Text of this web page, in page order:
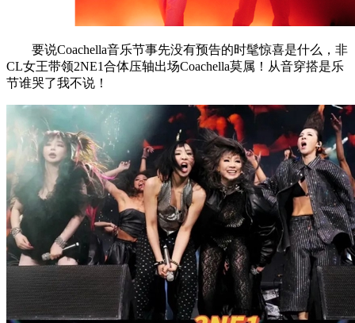
要说Coachella音乐节事先没有预告的时髦惊喜是什么，非
CL女王带领2NE1合体压轴出场Coachella莫属！从音穿搭是乐
节谁哭了我不说！